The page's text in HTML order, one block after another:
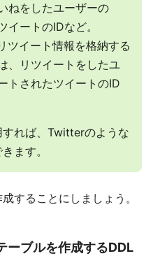
ねをしたユーザーの
イートのIDなど。
ツイート情報を格納する
、リツイートをしたユ
トされたツイートのID
れば、Twitterのような
ます。
することにしましょう。
ブルを作成するDDL